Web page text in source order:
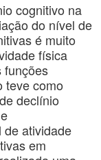
cognitivo na
do nível de
é muito
física
funções
teve como
declínio
de atividade
em